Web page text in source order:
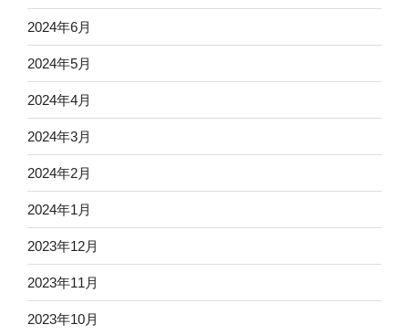
2024年6月
2024年5月
2024年4月
2024年3月
2024年2月
2024年1月
2023年12月
2023年11月
2023年10月